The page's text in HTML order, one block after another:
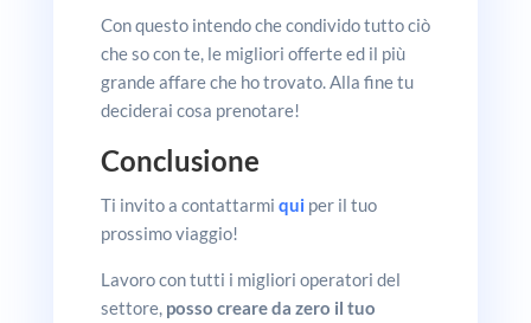
Con questo intendo che condivido tutto ciò
che so con te, le migliori offerte ed il più
grande affare che ho trovato. Alla fine tu
deciderai cosa prenotare!
Conclusione
Ti invito a contattarmi qui per il tuo
prossimo viaggio!
Lavoro con tutti i migliori operatori del
settore, posso creare da zero il tuo